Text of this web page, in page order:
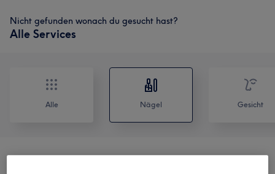
Nicht gefunden wonach du gesucht hast?
Alle Services
Alle Nägel Gesicht